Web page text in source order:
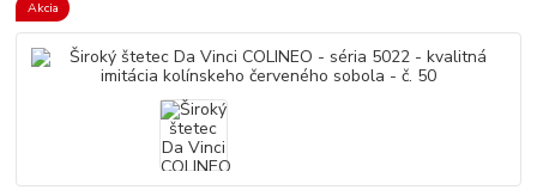
Akcia